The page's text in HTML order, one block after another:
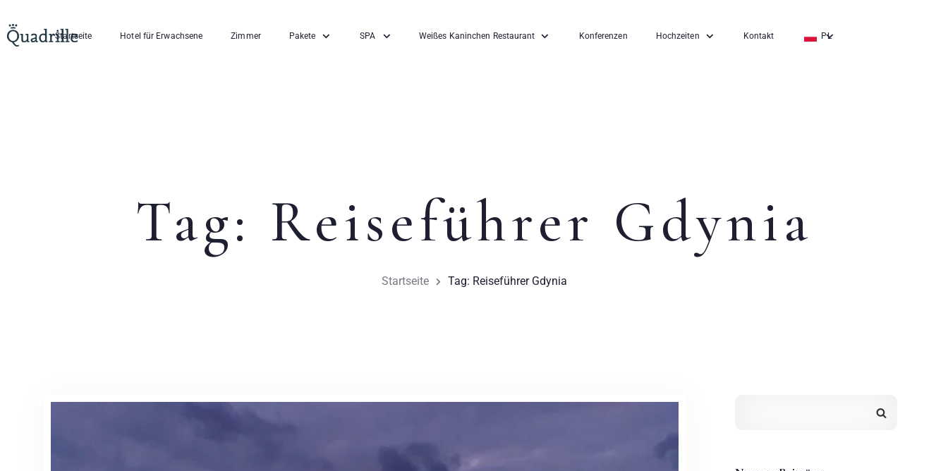
Startseite Hotel für Erwachsene Zimmer Pakete SPA Weißes Kaninchen Restaurant Konferenzen Hochzeiten Kontakt PL
Tag: Reiseführer Gdynia
Startseite Tag: Reiseführer Gdynia